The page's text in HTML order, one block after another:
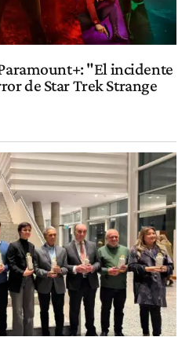
"El incidente
de Star Trek Strange